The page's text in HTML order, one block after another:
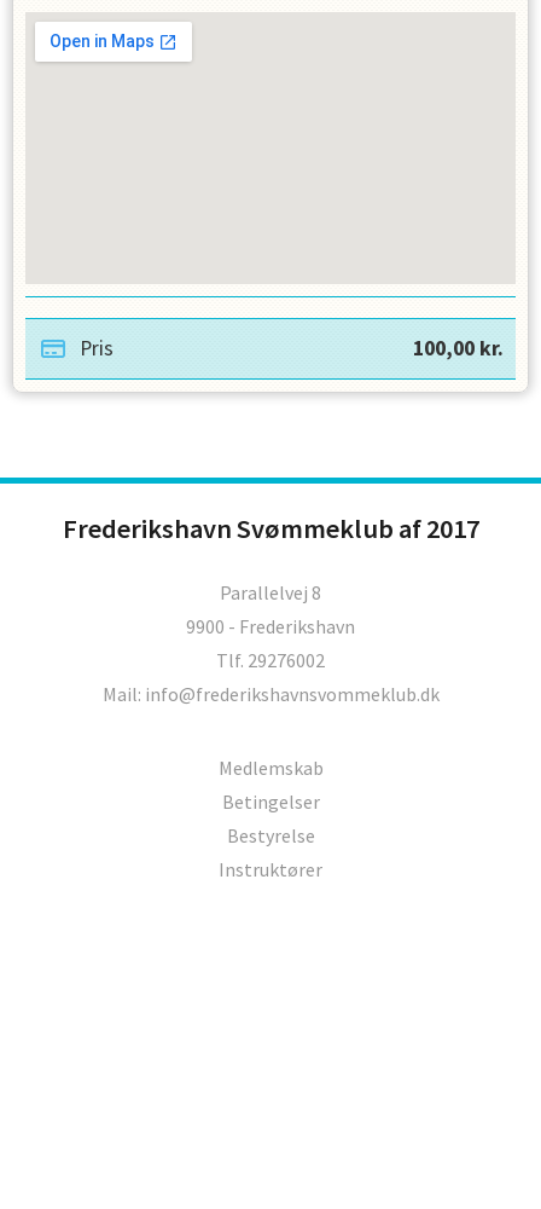
Pris 100,00 kr.
Frederikshavn Svømmeklub af 2017
Parallelvej 8
9900 - Frederikshavn
Tlf. 29276002
Mail: info@frederikshavnsvommeklub.dk
Medlemskab
Betingelser
Bestyrelse
Instruktører